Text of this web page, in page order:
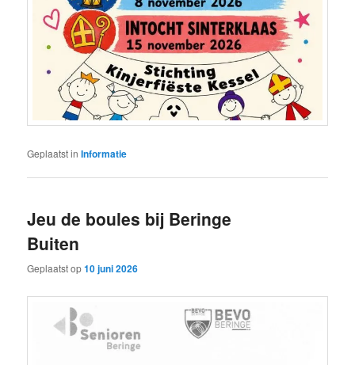
Geplaatst in Informatie
Jeu de boules bij Beringe
Buiten
Geplaatst op10 juni 2026